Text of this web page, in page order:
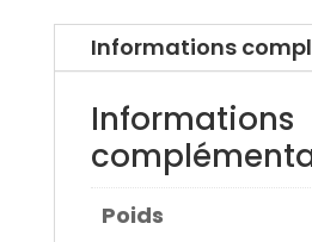
NX
sans
longitudinale
AZ10
Informations
Informations
Poids